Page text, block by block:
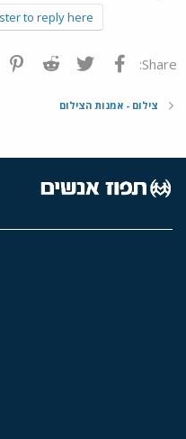
to reply here.
Share: פייסבוק Twitter
Reddit
צילום - אמנות הצילום